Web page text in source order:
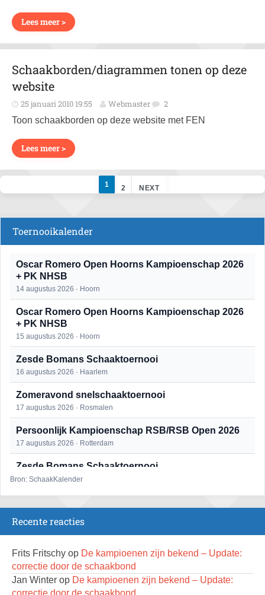
Lees meer >
Schaakborden/diagrammen tonen op deze
website
25 januari 2010 19:55 Webmaster 2
Toon schaakborden op deze website met FEN
Lees meer >
1 2 NEXT
Toernooikalender
Oscar Romero Open Hoorns Kampioenschap 2026
+ PK NHSB
14 augustus 2026 · Hoorn
Oscar Romero Open Hoorns Kampioenschap 2026
+ PK NHSB
15 augustus 2026 · Hoorn
Zesde Bomans Schaaktoernooi
16 augustus 2026 · Haarlem
Zomeravond snelschaaktoernooi
17 augustus 2026 · Rosmalen
Persoonlijk Kampioenschap RSB/RSB Open 2026
17 augustus 2026 · Rotterdam
Zesde Bomans Schaaktoernooi
17 augustus 2026 · Haarlem
Persoonlijk Kampioenschap RSB/RSB Open 2026
18 augustus 2026 · Rotterdam
Open 6e Senioren-50+ Zomer-rapidschaaktoernooi
22 augustus 2026 · Udenhout, Gemeente Tilburg
Bron: SchaakKalender
Recente reacties
Frits Fritschy op De kampioenen zijn bekend – Update:
correctie door de schaakbond
Jan Winter op De kampioenen zijn bekend – Update:
correctie door de schaakbond